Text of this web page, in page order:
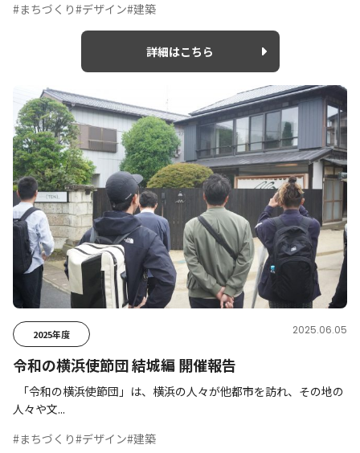
#まちづくり#デザイン#建築
詳細はこちら
2025年度 2025.06.05
令和の横浜使節団 結城編 開催報告
「令和の横浜使節団」は、横浜の人々が他都市を訪れ、その地の
人々や文...
#まちづくり#デザイン#建築